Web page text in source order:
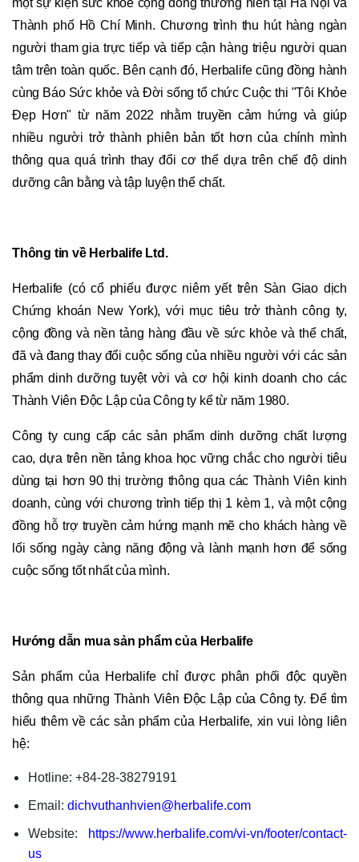
một sự kiện sức khỏe cộng đồng thường niên tại Hà Nội và
Thành phố Hồ Chí Minh. Chương trình thu hút hàng ngàn
người tham gia trực tiếp và tiếp cận hàng triệu người quan
tâm trên toàn quốc. Bên cạnh đó, Herbalife cũng đồng hành
cùng Báo Sức khỏe và Đời sống tổ chức Cuộc thi "Tôi Khỏe
Đẹp Hơn" từ năm 2022 nhằm truyền cảm hứng và giúp
nhiều người trở thành phiên bản tốt hơn của chính mình
thông qua quá trình thay đổi cơ thể dựa trên chế độ dinh
dưỡng cân bằng và tập luyện thể chất.
Thông tin về Herbalife Ltd.
Herbalife (có cổ phiếu được niêm yết trên Sàn Giao dịch
Chứng khoán New York), với mục tiêu trở thành công ty,
cộng đồng và nền tảng hàng đầu về sức khỏe và thể chất,
đã và đang thay đổi cuộc sống của nhiều người với các sản
phẩm dinh dưỡng tuyệt vời và cơ hội kinh doanh cho các
Thành Viên Độc Lập của Công ty kể từ năm 1980.
Công ty cung cấp các sản phẩm dinh dưỡng chất lượng
cao, dựa trên nền tảng khoa học vững chắc cho người tiêu
dùng tại hơn 90 thị trường thông qua các Thành Viên kinh
doanh, cùng với chương trình tiếp thị 1 kèm 1, và một cộng
đồng hỗ trợ truyền cảm hứng mạnh mẽ cho khách hàng về
lối sống ngày càng năng động và lành mạnh hơn để sống
cuộc sống tốt nhất của mình.
Hướng dẫn mua sản phẩm của Herbalife
Sản phẩm của Herbalife chỉ được phân phối độc quyền
thông qua những Thành Viên Độc Lậpcủa Công ty. Để tìm
hiểu thêm về các sản phẩm của Herbalife, xin vui lòng liên
hệ:
Hotline: +84-28-38279191
Email: dichvuthanhvien@herbalife.com
Website:
https://www.herbalife.com/vi-vn/footer/contact-
us